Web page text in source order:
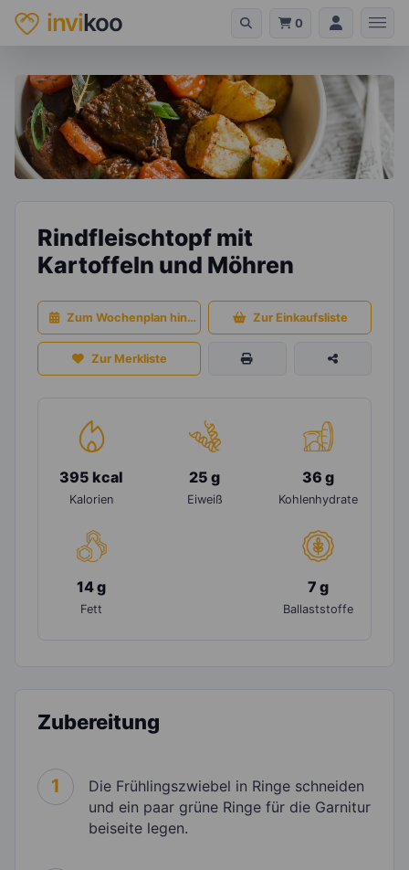
invikoo 0
Rindfleischtopf mit
Kartoffeln und Möhren
Zum Wochenplan hinzufügen Zur Einkaufsliste
Zur Merkliste
395 kcal
Kalorien
25 g
Eiweiß
36 g
Kohlenhydrate
14 g
Fett
7 g
Ballaststoffe
Zubereitung
1
Die Frühlingszwiebel in Ringe schneiden
und ein paar grüne Ringe für die Garnitur
beiseite legen.